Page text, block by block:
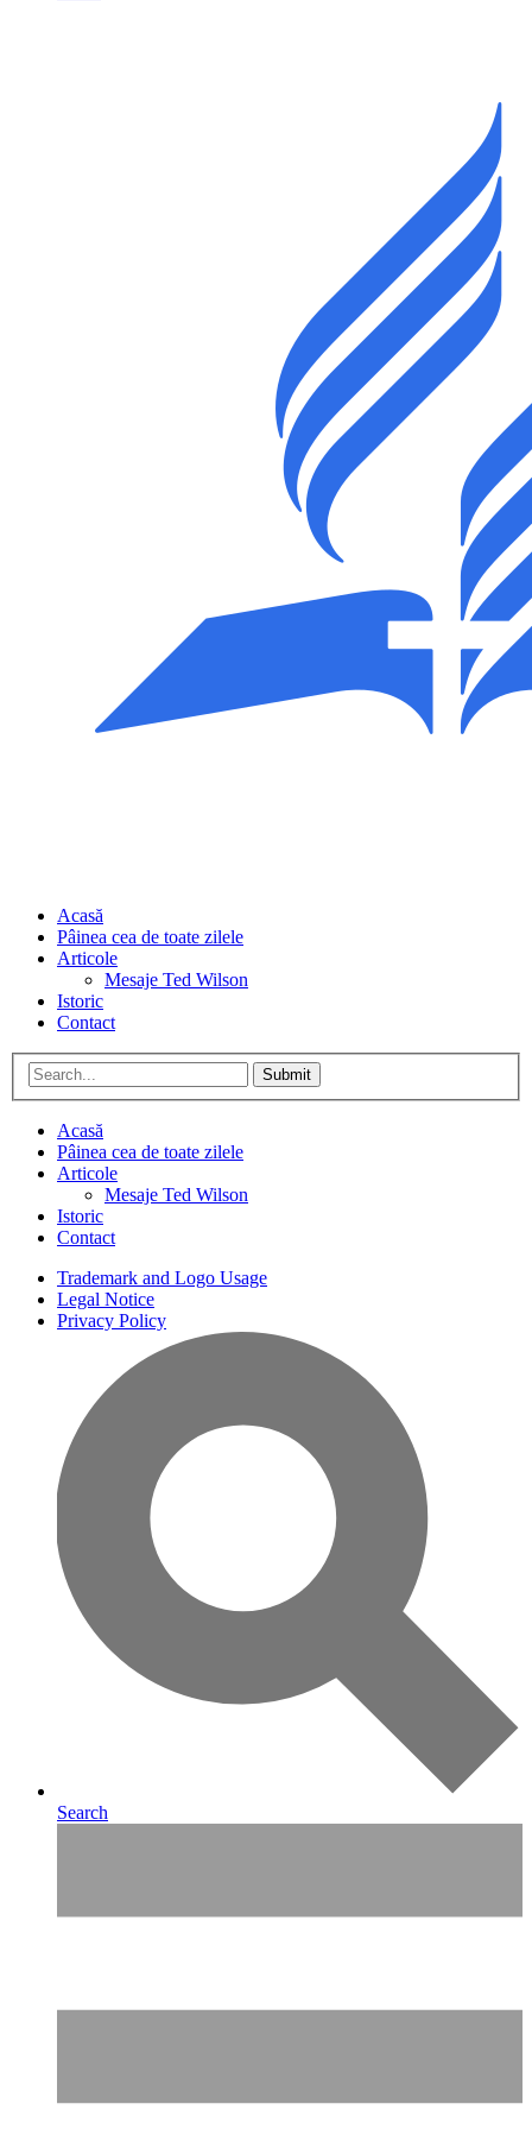
Acasă
Pâinea cea de toate zilele
Articole
Mesaje Ted Wilson
Istoric
Contact
Submit
Acasă
Pâinea cea de toate zilele
Articole
Mesaje Ted Wilson
Istoric
Contact
Trademark and Logo Usage
Legal Notice
Privacy Policy
Search